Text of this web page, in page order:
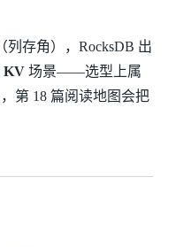
列存角），RocksDB 出
KV场景——选型上属
第 18 篇阅读地图会把